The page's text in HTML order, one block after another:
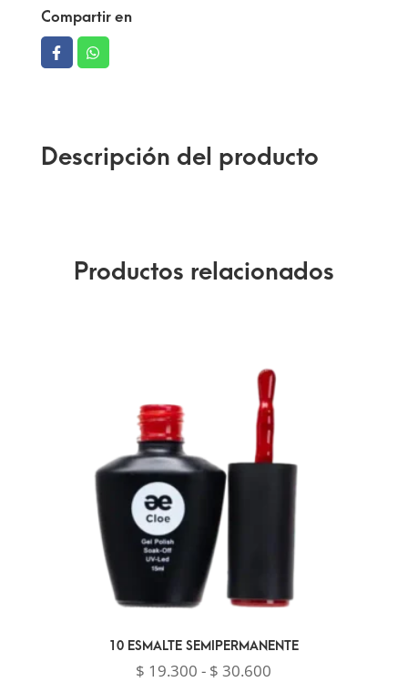
Compartir en
Descripción del producto
Productos relacionados
10 ESMALTE SEMIPERMANENTE
$ 19.300 - $ 30.600